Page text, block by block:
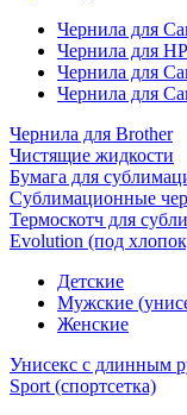
Чернила для
Чернила для
Чернила для
Чернила для
Чернила для Brother
Чистящие жидкости
Бумага для
Сублимационные
Термоскотч для
Evolution (под
Детские
Мужские
Женские
Унисекс с длинным
Sport (спортсетка)